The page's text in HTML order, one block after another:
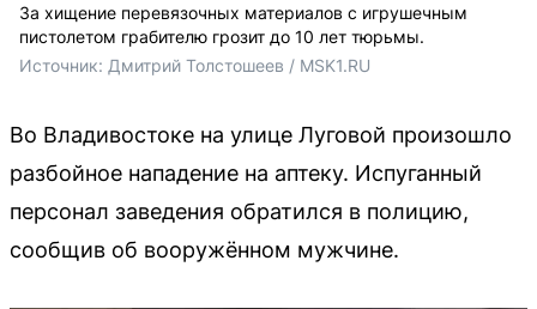
За хищение перевязочных материалов с игрушечным
пистолетом грабителю грозит до 10 лет тюрьмы.
Источник: Дмитрий Толстошеев / MSK1.RU
Во Владивостоке на улице Луговой произошло
разбойное нападение на аптеку. Испуганный
персонал заведения обратился в полицию,
сообщив об вооружённом мужчине.